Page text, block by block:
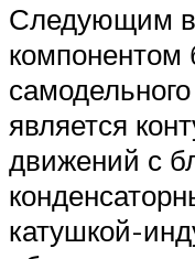
Следующим
компонентом
является
движений с
катушкой-